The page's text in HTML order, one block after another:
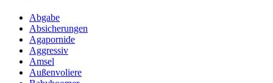
Abgabe
Absicherungen
Agapornide
Aggressiv
Amsel
Außenvoliere